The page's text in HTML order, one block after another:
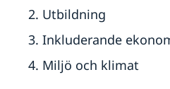
Utbildning
Inkluderande
Miljö och klimat